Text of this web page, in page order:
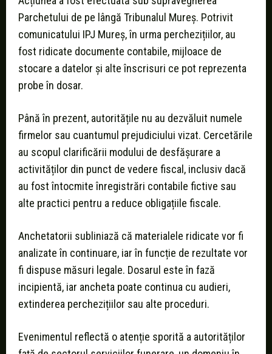
Parchetului de pe lângă Tribunalul Mureș. Potrivit
comunicatului IPJ Mureș, în urma perchezițiilor, au
fost ridicate documente contabile, mijloace de
stocare a datelor și alte înscrisuri ce pot reprezenta
probe în dosar.
Până în prezent, autoritățile nu au dezvăluit numele
firmelor sau cuantumul prejudiciului vizat. Cercetările
au scopul clarificării modului de desfășurare a
activităților din punct de vedere fiscal, inclusiv dacă
au fost întocmite înregistrări contabile fictive sau
alte practici pentru a reduce obligațiile fiscale.
Anchetatorii subliniază că materialele ridicate vor fi
analizate în continuare, iar în funcție de rezultate vor
fi dispuse măsuri legale. Dosarul este în fază
incipientă, iar ancheta poate continua cu audieri,
extinderea perchezițiilor sau alte proceduri.
Evenimentul reflectă o atenție sporită a autorităților